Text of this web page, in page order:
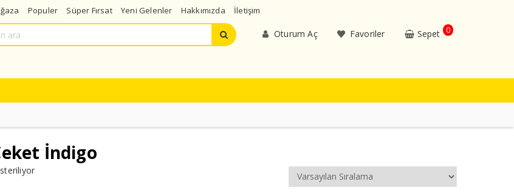
Populer Süper Fırsat Yeni Gelenler Hakkımızda İletişim
Oturum Aç Favoriler Sepet 0
İndigo